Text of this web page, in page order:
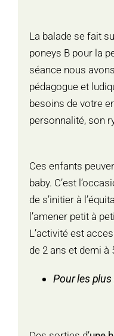
La balade se fait
poneys B pour la
séance nous
pédagogue et
besoins de votre
personnalité, son
Ces enfants
baby. C’est
de s’initier à
l’amener petit à
L’activité est
de 2 ans et demi à
Pour les